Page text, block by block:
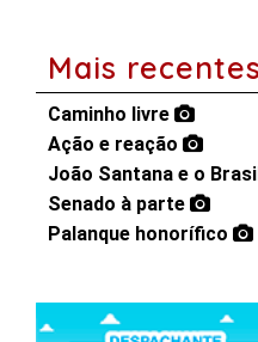
Mais recentes
Caminho livre
Ação e reação
João Santana e o
Senado à parte
Palanque honorífico